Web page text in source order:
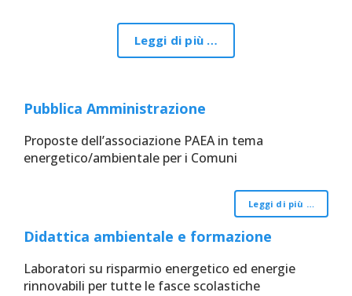
Leggi di più …
Pubblica Amministrazione
Proposte dell’associazione PAEA in tema
energetico/ambientale per i Comuni
Leggi di più …
Didattica ambientale e formazione
Laboratori su risparmio energetico ed energie
rinnovabili per tutte le fasce scolastiche